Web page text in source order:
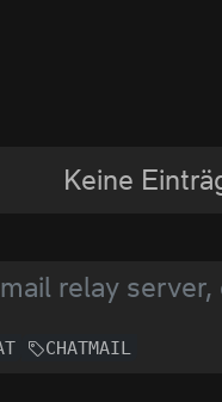
Keine
relay
CHATMAIL